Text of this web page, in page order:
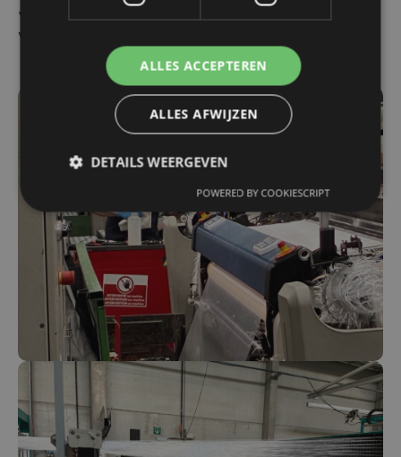
Jolyce Demely, Karla Basselier en Yves
Verschueren.
ALLES ACCEPTEREN
ALLES AFWIJZEN
DETAILS WEERGEVEN
POWERED BY COOKIESCRIPT